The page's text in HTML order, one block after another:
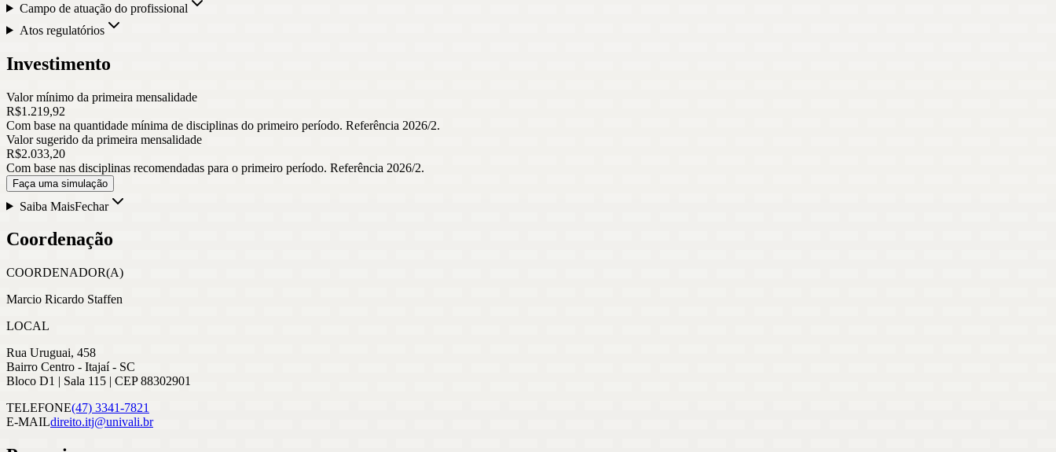
Campo de atuação do profissional
Atos regulatórios
Investimento
Valor mínimo da primeira mensalidade
R$1.219,92
Com base na quantidade mínima de disciplinas do primeiro período. Referência 2026/2.
Valor sugerido da primeira mensalidade
R$2.033,20
Com base nas disciplinas recomendadas para o primeiro período. Referência 2026/2.
Faça uma simulação
Saiba MaisFechar
Coordenação
COORDENADOR(A)
Marcio Ricardo Staffen
LOCAL
Rua Uruguai, 458
Bairro Centro - Itajaí - SC
Bloco D1 | Sala 115 | CEP 88302901
TELEFONE(47) 3341-7821
E-MAILdireito.itj@univali.br